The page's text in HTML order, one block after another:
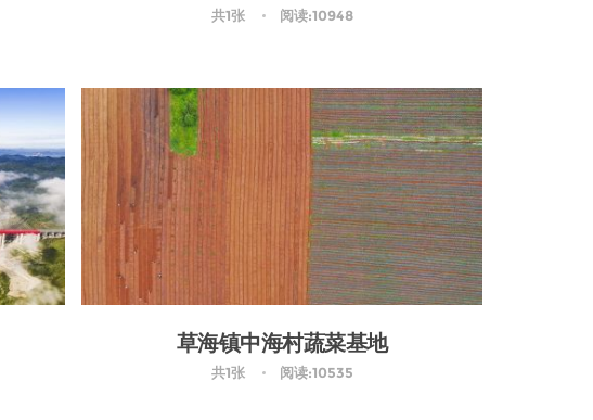
共1张 阅读:10948
草海镇中海村蔬菜基地
共1张 阅读:10535